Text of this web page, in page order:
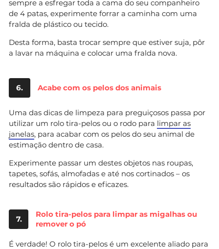
sempre a esfregar toda a cama do seu companheiro
de 4 patas, experimente forrar a caminha com uma
fralda de plástico ou tecido.
Desta forma, basta trocar sempre que estiver suja, pôr
a lavar na máquina e colocar uma fralda nova.
6. Acabe com os pelos dos animais
Uma das dicas de limpeza para preguiçosos passa por
utilizar um rolo tira-pelos ou o rodo para limpar as
janelas, para acabar com os pelos do seu animal de
estimação dentro de casa.
Experimente passar um destes objetos nas roupas,
tapetes, sofás, almofadas e até nos cortinados – os
resultados são rápidos e eficazes.
7.
Rolo tira-pelos para limpar as migalhas ou
remover o pó
É verdade! O rolo tira-pelos é um excelente aliado para